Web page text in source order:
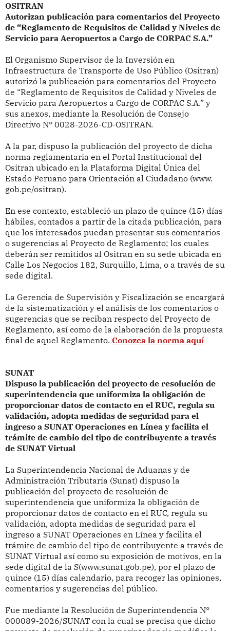
OSITRAN
Autorizan publicación para comentarios del Proyecto
de “Reglamento de Requisitos de Calidad y Niveles de
Servicio para Aeropuertos a Cargo de CORPAC S.A.”
El Organismo Supervisor de la Inversión en
Infraestructura de Transporte de Uso Público (Ositran)
autorizóla publicación para comentarios del Proyecto
de “Reglamento de Requisitos de Calidad y Niveles de
Servicio para Aeropuertos a Cargo de CORPAC S.A.” y
sus anexos, mediante la Resolución de Consejo
Directivo N° 0028-2026-CD-OSITRAN.
A la par, dispuso la publicación del proyecto de dicha
norma reglamentaria enel Portal Institucional del
Ositran ubicado en la Plataforma Digital Única del
Estado Peruano para Orientación al Ciudadano (www.
gob.pe/ositran).
En ese contexto, estableció un plazo de quince (15) días
hábiles, contados a partir de la citada publicación, para
que los interesados puedan presentar sus comentarios
o sugerencias al Proyecto de Reglamento; los cuales
deberán ser remitidos al Ositran en su sede ubicada en
Calle Los Negocios 182, Surquillo, Lima, o a través de su
sede digital.
La Gerencia de Supervisión y Fiscalización se encargará
de la sistematización y el análisis de los comentarios o
sugerencias que se reciban respecto del Proyecto de
Reglamento, así como de la elaboración de la propuesta
final de aquel Reglamento. Conozca la norma aquí
SUNAT
Dispuso la publicación del proyecto de resolución de
superintendencia que uniformiza la obligación de
proporcionar datos de contacto en el RUC, regula su
validación, adopta medidas de seguridad para el
ingreso a SUNAT Operaciones en Línea y facilita el
trámite de cambio del tipo de contribuyente a través
de SUNAT Virtual
La Superintendencia Nacional de Aduanas y de
Administración Tributaria (Sunat) dispusola
publicación del proyecto de resolución de
superintendencia que uniformiza la obligación de
proporcionar datos de contacto en el RUC, regula su
validación, adopta medidas de seguridad para el
ingreso a SUNAT Operaciones en Línea y facilita el
trámite de cambio del tipo de contribuyente a través de
SUNAT Virtual así como su exposición de motivos, en la
sede digital de la S(www.sunat.gob.pe), por el plazo de
quince (15) días calendario, para recoger las opiniones,
comentarios y sugerencias del público.
Fue mediante la Resolución de Superintendencia N°
000089-2026/SUNAT con la cual se precisa que dicho